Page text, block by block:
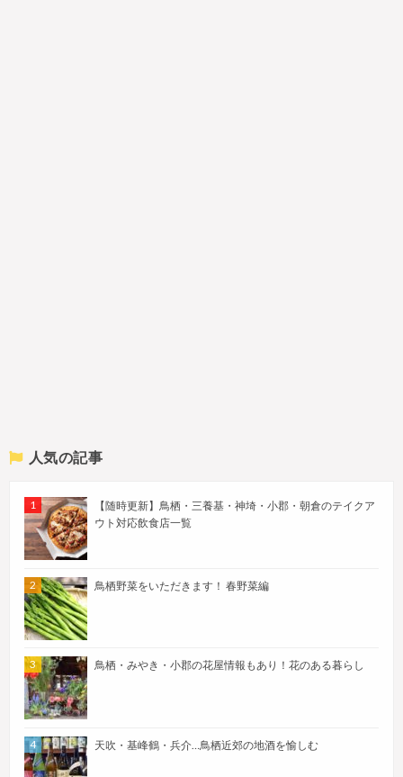
人気の記事
【随時更新】鳥栖・三養基・神埼・小郡・朝倉のテイクア
ウト対応飲食店一覧
鳥栖野菜をいただきます！ 春野菜編
鳥栖・みやき・小郡の花屋情報もあり！花のある暮らし
天吹・基峰鶴・兵介…鳥栖近郊の地酒を愉しむ